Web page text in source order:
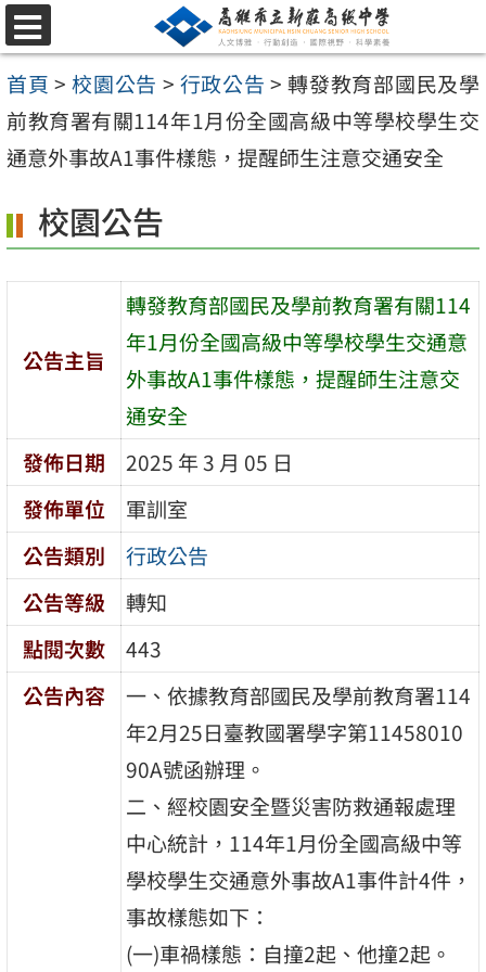
跳
至
主
要
內
區
選
單
首頁 > 校園公告 > 行政公告 > 轉發教育部國民及學
前教育署有關114年1月份全國高級中等學校學生交
通意外事故A1事件樣態，提醒師生注意交通安全
校園公告
公告主旨
轉發教育部國民及學前教育署有關114
年1月份全國高級中等學校學生交通意
外事故A1事件樣態，提醒師生注意交
通安全
發佈日期
2025 年 3 月 05 日
發佈單位
軍訓室
公告類別
行政公告
公告等級
轉知
點閱次數
443
公告內容
一、依據教育部國民及學前教育署114
年2月25日臺教國署學字第11458010
90A號函辦理。
二、經校園安全暨災害防救通報處理
中心統計，114年1月份全國高級中等
學校學生交通意外事故A1事件計4件，
事故樣態如下：
(一)車禍樣態：自撞2起、他撞2起。